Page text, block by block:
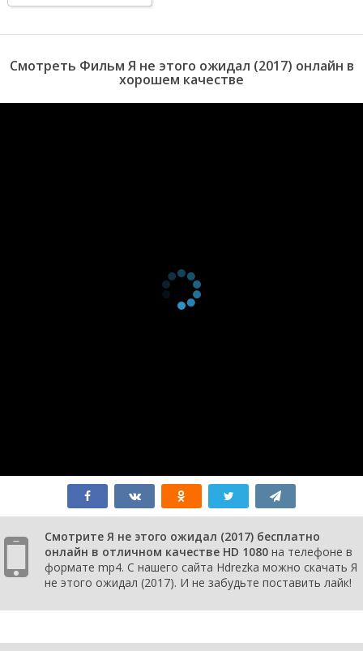
Смотреть Фильм Я не этого ожидал (2017) онлайн в
хорошем качестве
Смотрите Я не этого ожидал (2017) бесплатно
онлайн в отличном качестве HD 1080 на телефоне в
формате mp4. С нашего сайта Hdrezka можно скачать Я
не этого ожидал (2017). И не забудьте поставить лайк!